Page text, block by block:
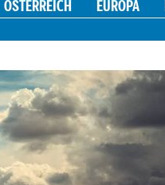
ÖSTERREICH EUROPA